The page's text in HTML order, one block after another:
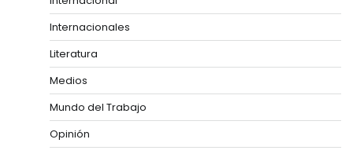
Internacionales
Literatura
Medios
Mundo del Trabajo
Opinión